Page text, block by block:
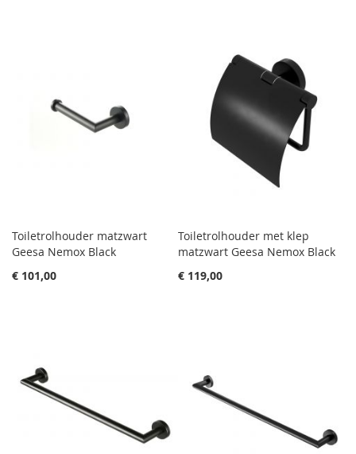
Toiletrolhouder matzwart
Geesa Nemox Black
€ 101,00
Toiletrolhouder met klep
matzwart Geesa Nemox Black
€ 119,00